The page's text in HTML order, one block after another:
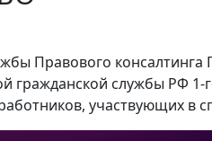
Правового консалтинга
гражданской службы РФ
участвующих в